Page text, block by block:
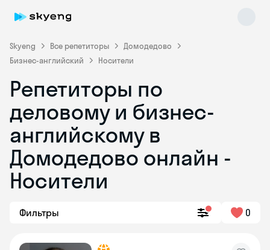
Skyeng Все репетиторы
Домодедово
Бизнес-английский
Носители
Репетиторы по
деловому и бизнес-
английскому в
Домодедово онлайн -
Носители
Фильтры 0
Skyeng Chat